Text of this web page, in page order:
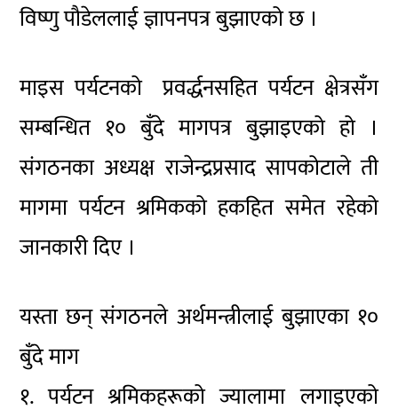
विष्णु पौडेललाई ज्ञापनपत्र बुझाएको छ ।
माइस पर्यटनको प्रवर्द्धनसहित पर्यटन क्षेत्रसँग
सम्बन्धित १० बुँदे मागपत्र बुझाइएको हो ।
संगठनका अध्यक्ष राजेन्द्रप्रसाद सापकोटाले ती
मागमा पर्यटन श्रमिकको हकहित समेत रहेको
जानकारी दिए ।
यस्ता छन् संगठनले अर्थमन्त्रीलाई बुझाएका १०
बुँदे माग
१. पर्यटन श्रमिकहरूको ज्यालामा लगाइएको